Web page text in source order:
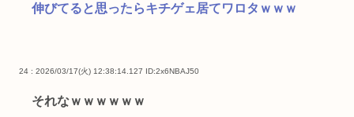
伸びてると思ったらキチゲェ居てワロタｗｗｗ
24 : 2026/03/17(火) 12:38:14.127 ID:2x6NBAJ50
それなｗｗｗｗｗｗ